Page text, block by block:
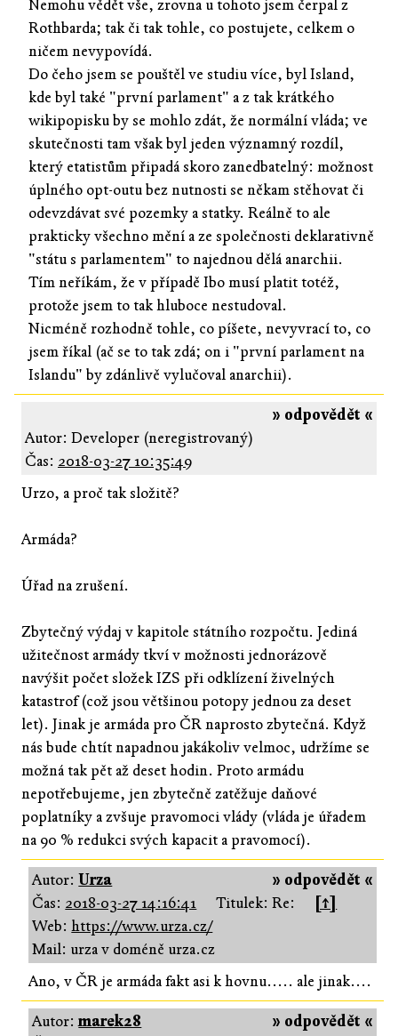
Nemohu vědět vše, zrovna u tohoto jsem čerpal z
Rothbarda; tak či tak tohle, co postujete, celkem o
ničem nevypovídá.
Do čeho jsem se pouštěl ve studiu více, byl Island,
kde byl také "první parlament" a z tak krátkého
wikipopisku by se mohlo zdát, že normální vláda; ve
skutečnosti tam však byl jeden významný rozdíl,
který etatistům připadá skoro zanedbatelný: možnost
úplného opt-outu bez nutnosti se někam stěhovat či
odevzdávat své pozemky a statky. Reálně to ale
prakticky všechno mění a ze společnosti deklarativně
"státu s parlamentem" to najednou dělá anarchii.
Tím neříkám, že v případě Ibo musí platit totéž,
protože jsem to tak hluboce nestudoval.
Nicméně rozhodně tohle, co píšete, nevyvrací to, co
jsem říkal (ač se to tak zdá; on i "první parlament na
Islandu" by zdánlivě vylučoval anarchii).
» odpovědět «
Autor: Developer (neregistrovaný)
Čas: 2018-03-27 10:35:49
Urzo, a proč tak složitě?
Armáda?
Úřad na zrušení.
Zbytečný výdaj v kapitole státního rozpočtu. Jediná
užitečnost armády tkví v možnosti jednorázově
navýšit počet složek IZS při odklízení živelných
katastrof (což jsou většinou potopy jednou za deset
let). Jinak je armáda pro ČR naprosto zbytečná. Když
nás bude chtít napadnou jakákoliv velmoc, udržíme se
možná tak pět až deset hodin. Proto armádu
nepotřebujeme, jen zbytečně zatěžuje daňové
poplatníky a zvšuje pravomoci vlády (vláda je úřadem
na 90 % redukci svých kapacit a pravomocí).
» odpovědět «
Autor:Urza
Čas: 2018-03-27 14:16:41 Titulek: Re:
[↑]
Web:https://www.urza.cz/
Mail: urza v doméně urza.cz
Ano, v ČR je armáda fakt asi k hovnu..... ale jinak....
» odpovědět «
Autor:marek28